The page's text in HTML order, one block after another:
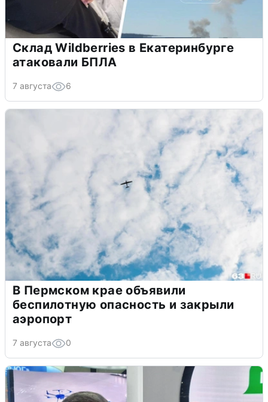
Склад Wildberries в Екатеринбурге
атаковали БПЛА
7 августа 6
В Пермском крае объявили
беспилотную опасность и закрыли
аэропорт
7 августа 0